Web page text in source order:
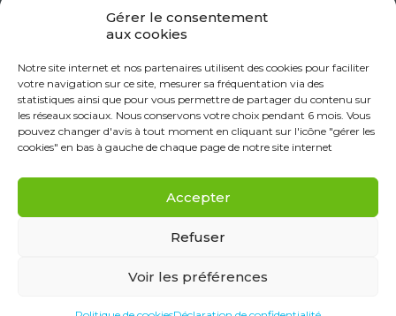
Gérer le consentement
aux cookies
Notre site internet et nos partenaires utilisent des cookies pour faciliter
votre navigation sur ce site, mesurer sa fréquentation via des
statistiques ainsi que pour vous permettre de partager du contenu sur
les réseaux sociaux. Nous conservons votre choix pendant 6 mois. Vous
pouvez changer d'avis à tout moment en cliquant sur l'icône "gérer les
cookies" en bas à gauche de chaque page de notre site internet
Accepter
Refuser
Voir les préférences
Mentions Légales
Données personnelles